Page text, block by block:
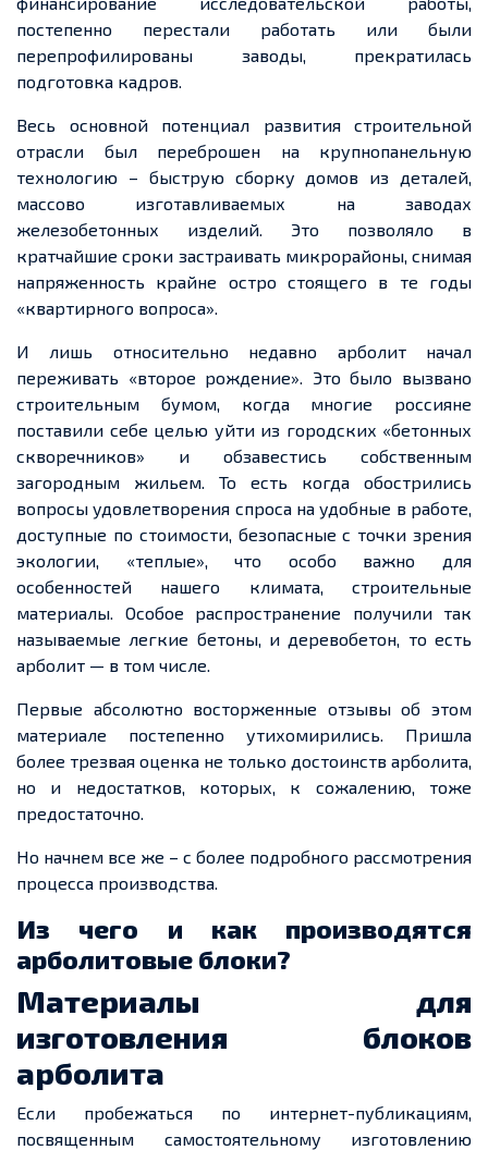
постепенно перестали работать или были
перепрофилированы заводы, прекратилась
подготовка кадров.
Весь основной потенциал развития строительной
отрасли был переброшен на крупнопанельную
технологию – быструю сборку домов из деталей,
массово изготавливаемых на заводах
железобетонных изделий. Это позволяло в
кратчайшие сроки застраивать микрорайоны, снимая
напряженность крайне остро стоящего в те годы
«квартирного вопроса».
И лишь относительно недавно арболит начал
переживать «второе рождение». Это было вызвано
строительным бумом, когда многие россияне
поставили себе целью уйти из городских «бетонных
скворечников» и обзавестись собственным
загородным жильем. То есть когда обострились
вопросы удовлетворения спроса на удобные в работе,
доступные по стоимости, безопасные с точки зрения
экологии, «теплые», что особо важно для
особенностей нашего климата, строительные
материалы. Особое распространение получили так
называемые легкие бетоны, и деревобетон, то есть
арболит — в том числе.
Первые абсолютно восторженные отзывы об этом
материале постепенно утихомирились. Пришла
более трезвая оценка не только достоинств арболита,
но и недостатков, которых, к сожалению, тоже
предостаточно.
Но начнем все же – с более подробного рассмотрения
процесса производства.
Из чего и как производятся
арболитовые блоки?
Материалы для
изготовления блоков
арболита
Если пробежаться по интернет-публикациям,
посвященным самостоятельному изготовлению